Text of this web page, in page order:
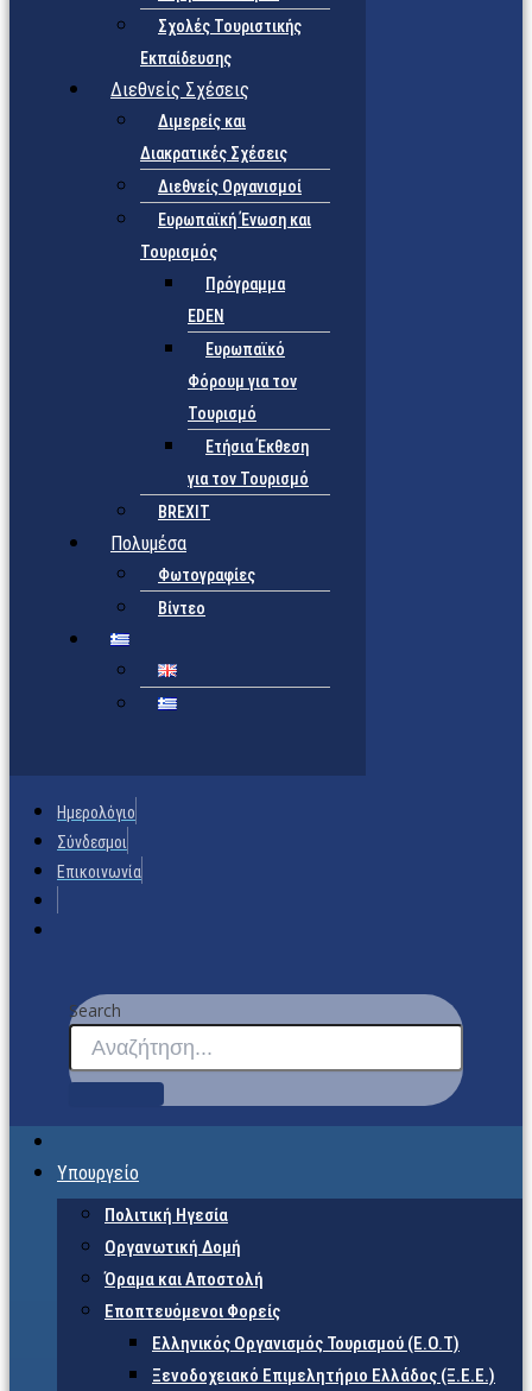
Σχολές Τουριστικής
Εκπαίδευσης
Διεθνείς Σχέσεις
Διμερείς και
Διακρατικές Σχέσεις
Διεθνείς Οργανισμοί
Ευρωπαϊκή Ένωση και
Τουρισμός
Πρόγραμμα
EDEN
Ευρωπαϊκό
Φόρουμ για τον
Τουρισμό
Ετήσια Έκθεση
για τον Τουρισμό
BREXIT
Πολυμέσα
Φωτογραφίες
Βίντεο
Ημερολόγιο
Σύνδεσμοι
Επικοινωνία
Search
Υπουργείο
Πολιτική Ηγεσία
Οργανωτική Δομή
Όραμα και Αποστολή
Εποπτευόμενοι Φορείς
Eλληνικός Οργανισμός Τουρισμού (Ε.Ο.Τ)
Ξενοδοχειακό Επιμελητήριο Ελλάδος (Ξ.Ε.Ε.)